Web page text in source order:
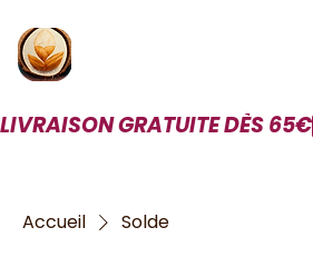
LIVRAISON GRATUITE DÈS 65€
Accueil Solde